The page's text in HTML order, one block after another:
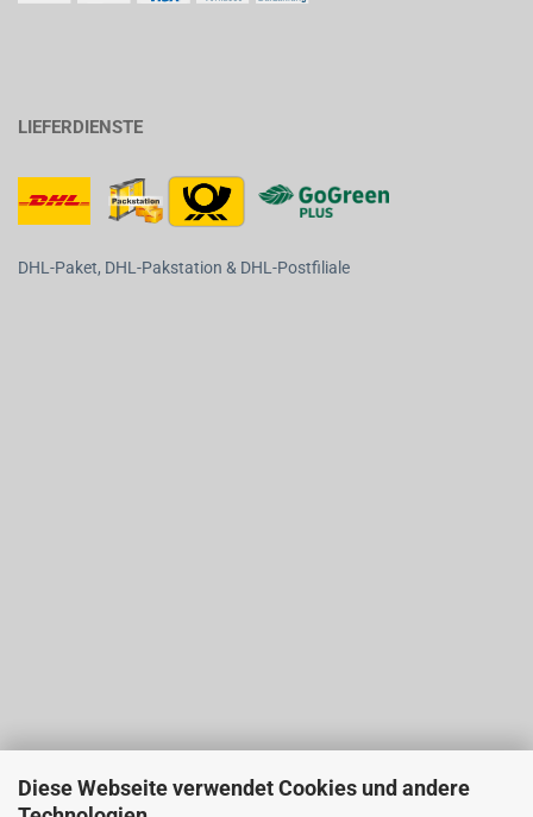
Diese Webseite verwendet Cookies und andere
LIEFERDIENSTE
DHL-Paket, DHL-Pakstation & DHL-Postfiliale